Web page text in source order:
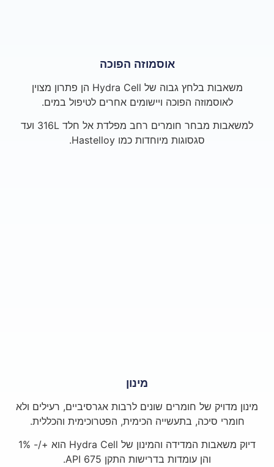
אוסמוזה הפוכה
משאבות בלחץ גבוה של Hydra Cell הן פתרון מצוין
לאוסמוזה הפוכה ויישומים אחרים לטיפול במים.
למשאבות מבחר חומרים רחב מפלדת אל חלד 316L ועד
סגסוגות מיוחדות כמו Hastelloy.
מינון
מינון מדויק של חומרים שונים לרבות אגרסיביים, רעילים ולא
חומרי סיכה, בתעשייה הכימית, הפטרוכימית והכללית.
דיוק משאבות המדידה והמינון של Hydra Cell הוא +/- 1%
והן עומדות בדרישות התקן API 675.